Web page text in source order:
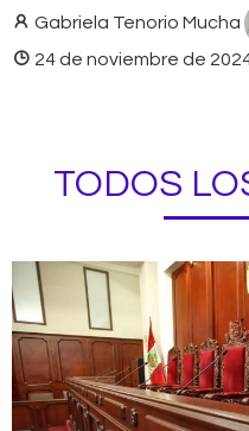
Gabriela Tenorio Mucha
24 de noviembre de
TODOS